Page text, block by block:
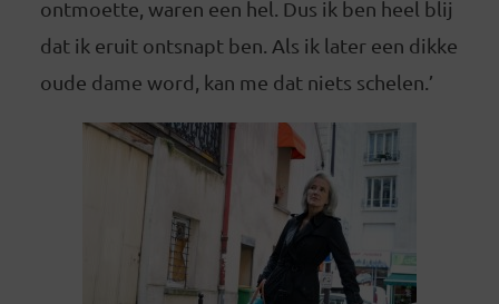
ontmoette, waren een hel. Dus ik ben heel blij
dat ik eruit ontsnapt ben. Als ik later een dikke
oude dame word, kan me dat niets schelen.’